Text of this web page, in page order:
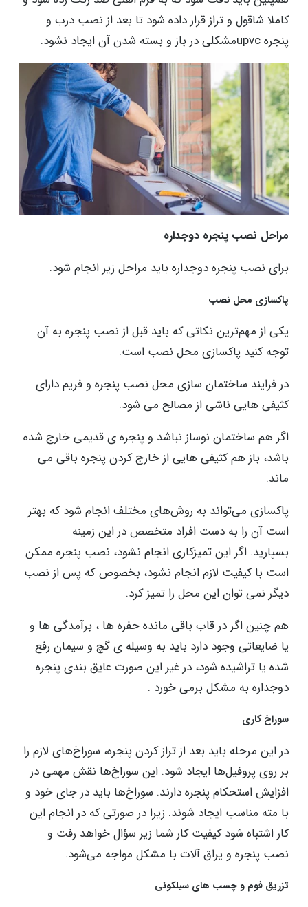
کاملا شاقول و تراز قرار داده شود تا بعد از نصب درب و
پنجره upvcمشکلی در باز و بسته شدن آن ایجاد نشود.
مراحل نصب پنجره دوجداره
برای نصب پنجره دوجداره باید مراحل زیر انجام شود.
پاکسازی محل نصب
یکی از مهم‌ترین نکاتی که باید قبل از نصب پنجره به آن
توجه کنید پاکسازی محل نصب است.
در فرایند ساختمان سازی محل نصب پنجره و فریم دارای
کثیفی هایی ناشی از مصالح می شود.
اگر هم ساختمان نوساز نباشد و پنجره ی قدیمی خارج شده
باشد، باز هم کثیفی هایی از خارج کردن پنجره باقی می
ماند.
پاکسازی می‌تواند به روش‌های مختلف انجام شود که بهتر
است آن را به دست افراد متخصص در این زمینه
بسپارید. اگر این تمیزکاری انجام نشود، نصب پنجره ممکن
است با کیفیت لازم انجام نشود، بخصوص که پس از نصب
دیگر نمی توان این محل را تمیز کرد.
هم چنین اگر در قاب باقی مانده حفره ها ، برآمدگی ها و
یا ضایعاتی وجود دارد باید به وسیله ی گچ و سیمان رفع
شده یا تراشیده شود، در غیر این صورت عایق بندی پنجره
دوجداره به مشکل برمی خورد .
سوراخ کاری
در این مرحله باید بعد از تراز کردن پنجره، سوراخ‌های لازم را
بر روی پروفیل‌ها ایجاد شود. این سوراخ‌ها نقش مهمی در
افزایش استحکام پنجره دارند. سوراخ‌ها باید در جای خود و
با مته مناسب ایجاد شوند. زیرا در صورتی که در انجام این
کار اشتباه شود کیفیت کار شما زیر سؤال خواهد رفت و
نصب پنجره و یراق آلات با مشکل مواجه می‌شود.
تزریق فوم و چسب های سیلکونی